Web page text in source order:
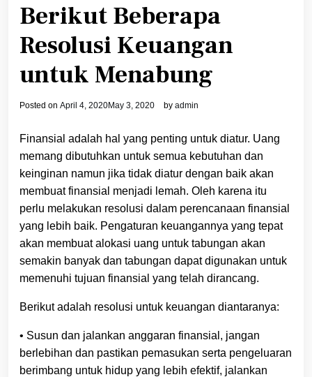
Berikut Beberapa
Resolusi Keuangan
untuk Menabung
Posted on April 4, 2020May 3, 2020 by admin
Finansial adalah hal yang penting untuk diatur. Uang
memang dibutuhkan untuk semua kebutuhan dan
keinginan namun jika tidak diatur dengan baik akan
membuat finansial menjadi lemah. Oleh karena itu
perlu melakukan resolusi dalam perencanaan finansial
yang lebih baik. Pengaturan keuangannya yang tepat
akan membuat alokasi uang untuk tabungan akan
semakin banyak dan tabungan dapat digunakan untuk
memenuhi tujuan finansial yang telah dirancang.
Berikut adalah resolusi untuk keuangan diantaranya:
• Susun dan jalankan anggaran finansial, jangan
berlebihan dan pastikan pemasukan serta pengeluaran
berimbang untuk hidup yang lebih efektif, jalankan